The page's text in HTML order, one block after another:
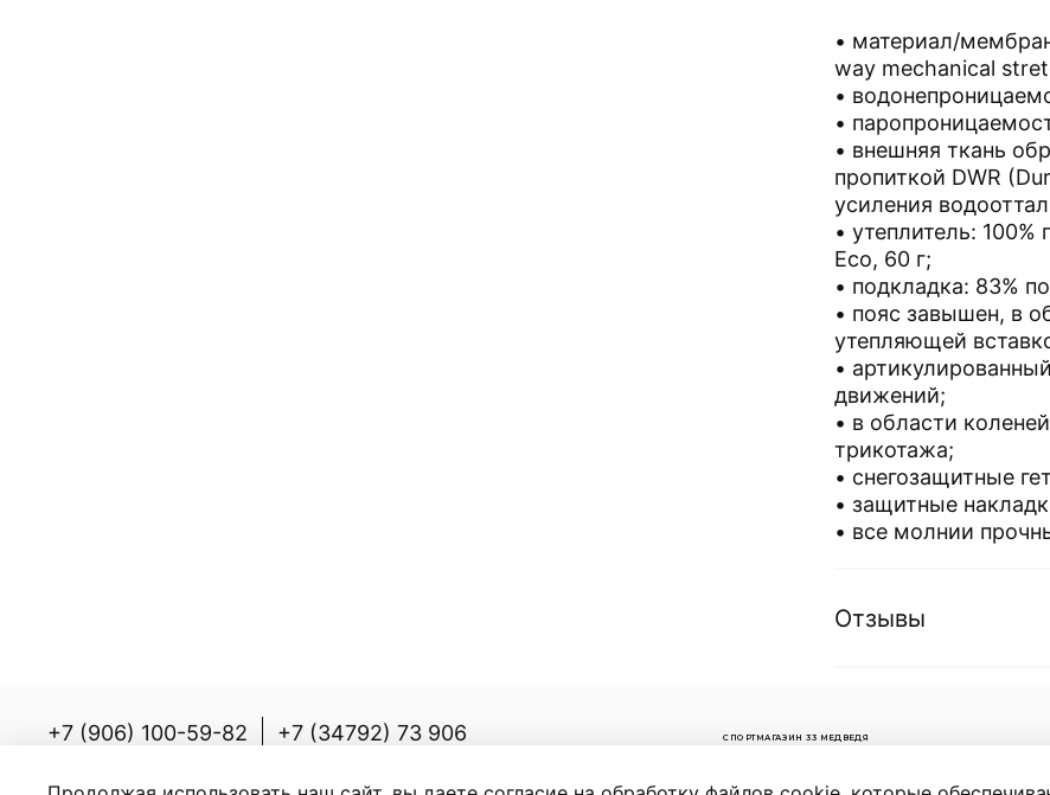
• материал/
way mechanical
•
•
• внешняя ткань
пропиткой DWR
усиления
• утеплитель:
Eco, 60 г;
• подкладка: 83%
• пояс завышен, в
утепляющей
•
движений;
• в области
трикотажа;
• снегозащитные
• защитные
• все молнии
Отзывы
+7 (906) 100-59-82
+7 (34792) 73 906
СПОРТМАГАЗИН 33 МЕДВЕДЯ